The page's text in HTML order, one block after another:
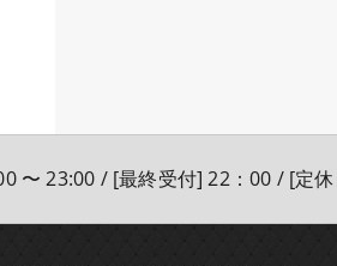
〜 23:00 / [最終受付] 22：00 / [定